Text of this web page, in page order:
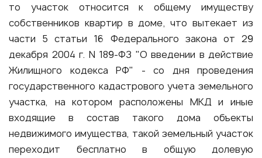
то участок относится к общему имуществу
собственников квартир в доме, что вытекает из
части 5 статьи 16 Федерального закона от 29
декабря 2004 г. N 189-ФЗ "О введении в действие
Жилищного кодекса РФ" - со дня проведения
государственного кадастрового учета земельного
участка, на котором расположены МКД и иные
входящие в состав такого дома объекты
недвижимого имущества, такой земельный участок
переходит бесплатно в общую долевую